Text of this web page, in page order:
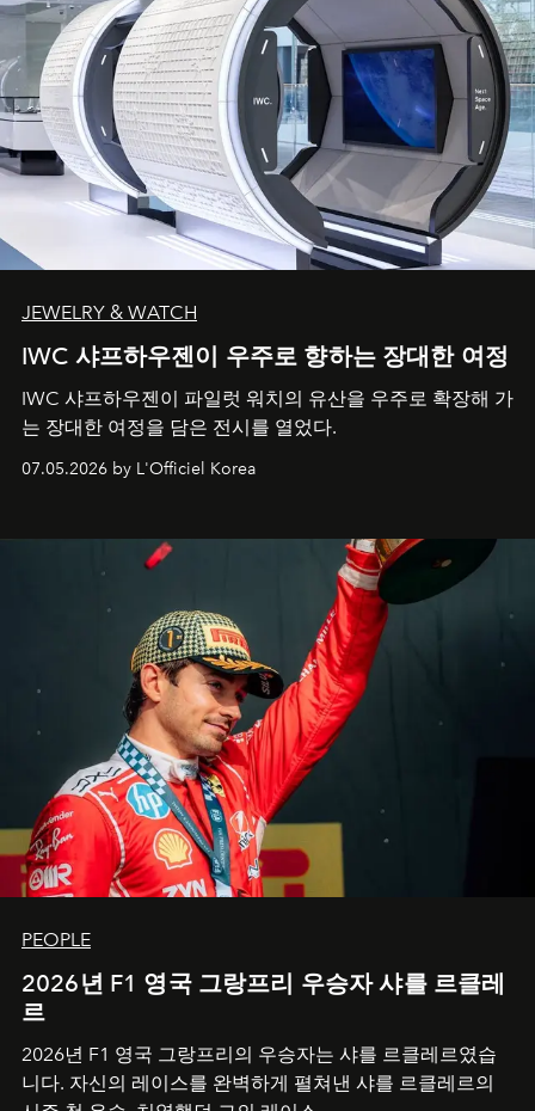
JEWELRY & WATCH
IWC 샤프하우젠이 우주로 향하는 장대한 여정
IWC 샤프하우젠이 파일럿 워치의 유산을 우주로 확장해 가
는 장대한 여정을 담은 전시를 열었다.
07.05.2026 by L'Officiel Korea
PEOPLE
2026년 F1 영국 그랑프리 우승자 샤를 르클레
르
2026년 F1 영국 그랑프리의 우승자는 샤를 르클레르였습
니다. 자신의 레이스를 완벽하게 펼쳐낸 샤를 르클레르의